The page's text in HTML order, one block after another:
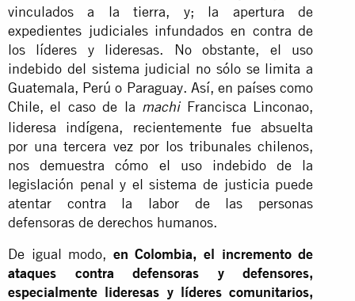
vinculados a la tierra, y; la apertura de
expedientes judiciales infundados en contra de
los líderes y lideresas. No obstante, el uso
indebido del sistema judicial no sólo se limita a
Guatemala, Perú o Paraguay. Así, en países como
Chile, el caso de la machiFrancisca Linconao,
lideresa indígena, recientemente fue absuelta
por una tercera vez por los tribunales chilenos,
nos demuestra cómo el uso indebido de la
legislación penal y el sistema de justicia puede
atentar contra la labor de las personas
defensoras de derechos humanos.
De igual modo, en Colombia, el incremento de
ataques contra defensoras y defensores,
especialmente lideresas y líderes comunitarios,